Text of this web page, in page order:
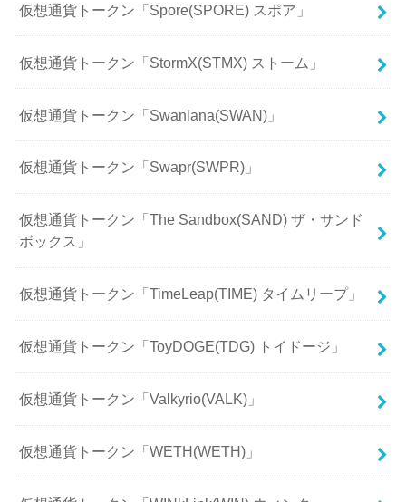
仮想通貨トークン「Spore(SPORE) スポア」
仮想通貨トークン「StormX(STMX) ストーム」
仮想通貨トークン「Swanlana(SWAN)」
仮想通貨トークン「Swapr(SWPR)」
仮想通貨トークン「The Sandbox(SAND) ザ・サンド
ボックス」
仮想通貨トークン「TimeLeap(TIME) タイムリープ」
仮想通貨トークン「ToyDOGE(TDG) トイドージ」
仮想通貨トークン「Valkyrio(VALK)」
仮想通貨トークン「WETH(WETH)」